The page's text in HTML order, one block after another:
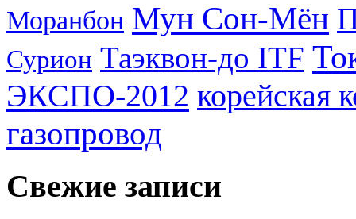
Моранбон Мун Сон-Мён
Сурион Таэквон-до ITF
ЭКСПО-2012 корейская
газопровод
Свежие записи